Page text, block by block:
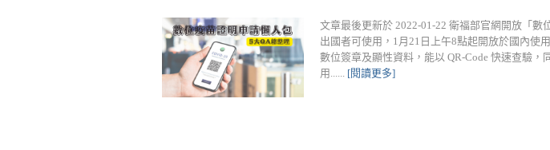
文章最後更新於 2022-01-22 衛福部官網開放「
出國者可使用，1月21日上午8點起開放於國內使
數位簽章及顯性資料，能以 QR-Code 快速查驗
用...... [閱讀更多]